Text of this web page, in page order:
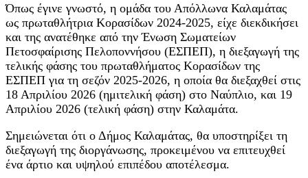
Όπως έγινε γνωστό, η ομάδα του Απόλλωνα Καλαμάτας
ως πρωταθλήτρια Κορασίδων 2024-2025, είχε διεκδικήσει
και της ανατέθηκε από την Ένωση Σωματείων
Πετοσφαίρισης Πελοποννήσου (ΕΣΠΕΠ), η διεξαγωγή της
τελικής φάσης του πρωταθλήματος Κορασίδων της
ΕΣΠΕΠ για τη σεζόν 2025-2026, η οποία θα διεξαχθεί στις
18 Απριλίου 2026 (ημιτελική φάση) στο Ναύπλιο, και 19
Απριλίου 2026 (τελική φάση) στην Καλαμάτα.
Σημειώνεται ότι ο Δήμος Καλαμάτας, θα υποστηρίξει τη
διεξαγωγή της διοργάνωσης, προκειμένου να επιτευχθεί
ένα άρτιο και υψηλού επιπέδου αποτέλεσμα.